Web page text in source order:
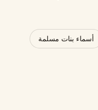
أسماء بنات مسلمة